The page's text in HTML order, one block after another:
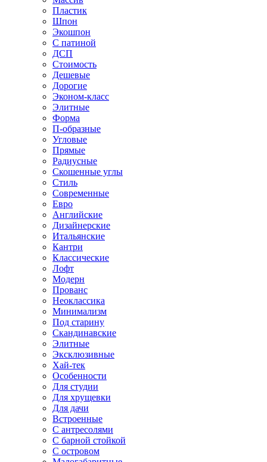
Пластик
Шпон
Экошпон
С патиной
ДСП
Стоимость
Дешевые
Дорогие
Эконом-класс
Элитные
Форма
П-образные
Угловые
Прямые
Радиусные
Скошенные углы
Стиль
Современные
Евро
Английские
Дизайнерские
Итальянские
Кантри
Классические
Лофт
Модерн
Прованс
Неоклассика
Минимализм
Под старину
Скандинавские
Элитные
Эксклюзивные
Хай-тек
Особенности
Для студии
Для хрущевки
Для дачи
Встроенные
С антресолями
С барной стойкой
С островом